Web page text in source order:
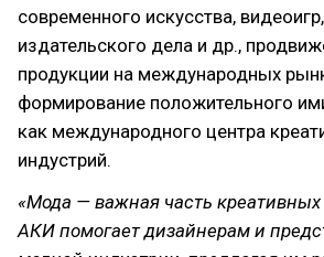
современного искусства,
издательского дела и др.,
продукции на международных
формирование положительного
как международного центра
индустрий.
«Мода — важная часть креативных
АКИ помогает дизайнерам и